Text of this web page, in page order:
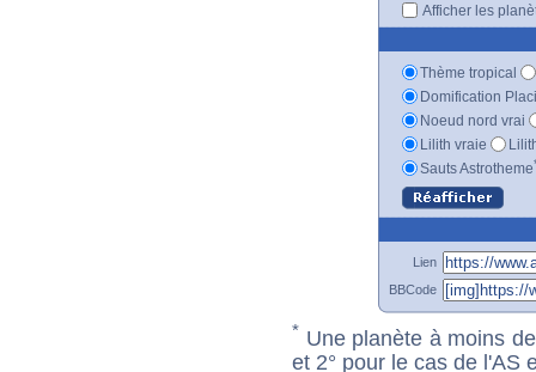
Afficher les
Thème tropical
Domification
Noeud nord vrai
Lilith vraie
Sauts Astrotheme
Lien
BBCode
* Une planète à moins
et 2° pour le cas de l'AS